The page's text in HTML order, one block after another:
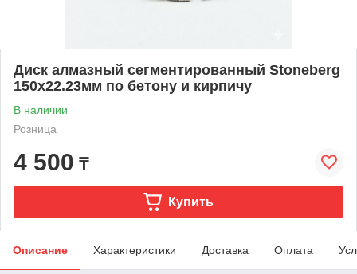
Диск алмазный сегментированный Stoneberg
150х22.23мм по бетону и кирпичу
В наличии
Розница
4 500 ₸
Купить
Описание Характеристики Доставка Оплата